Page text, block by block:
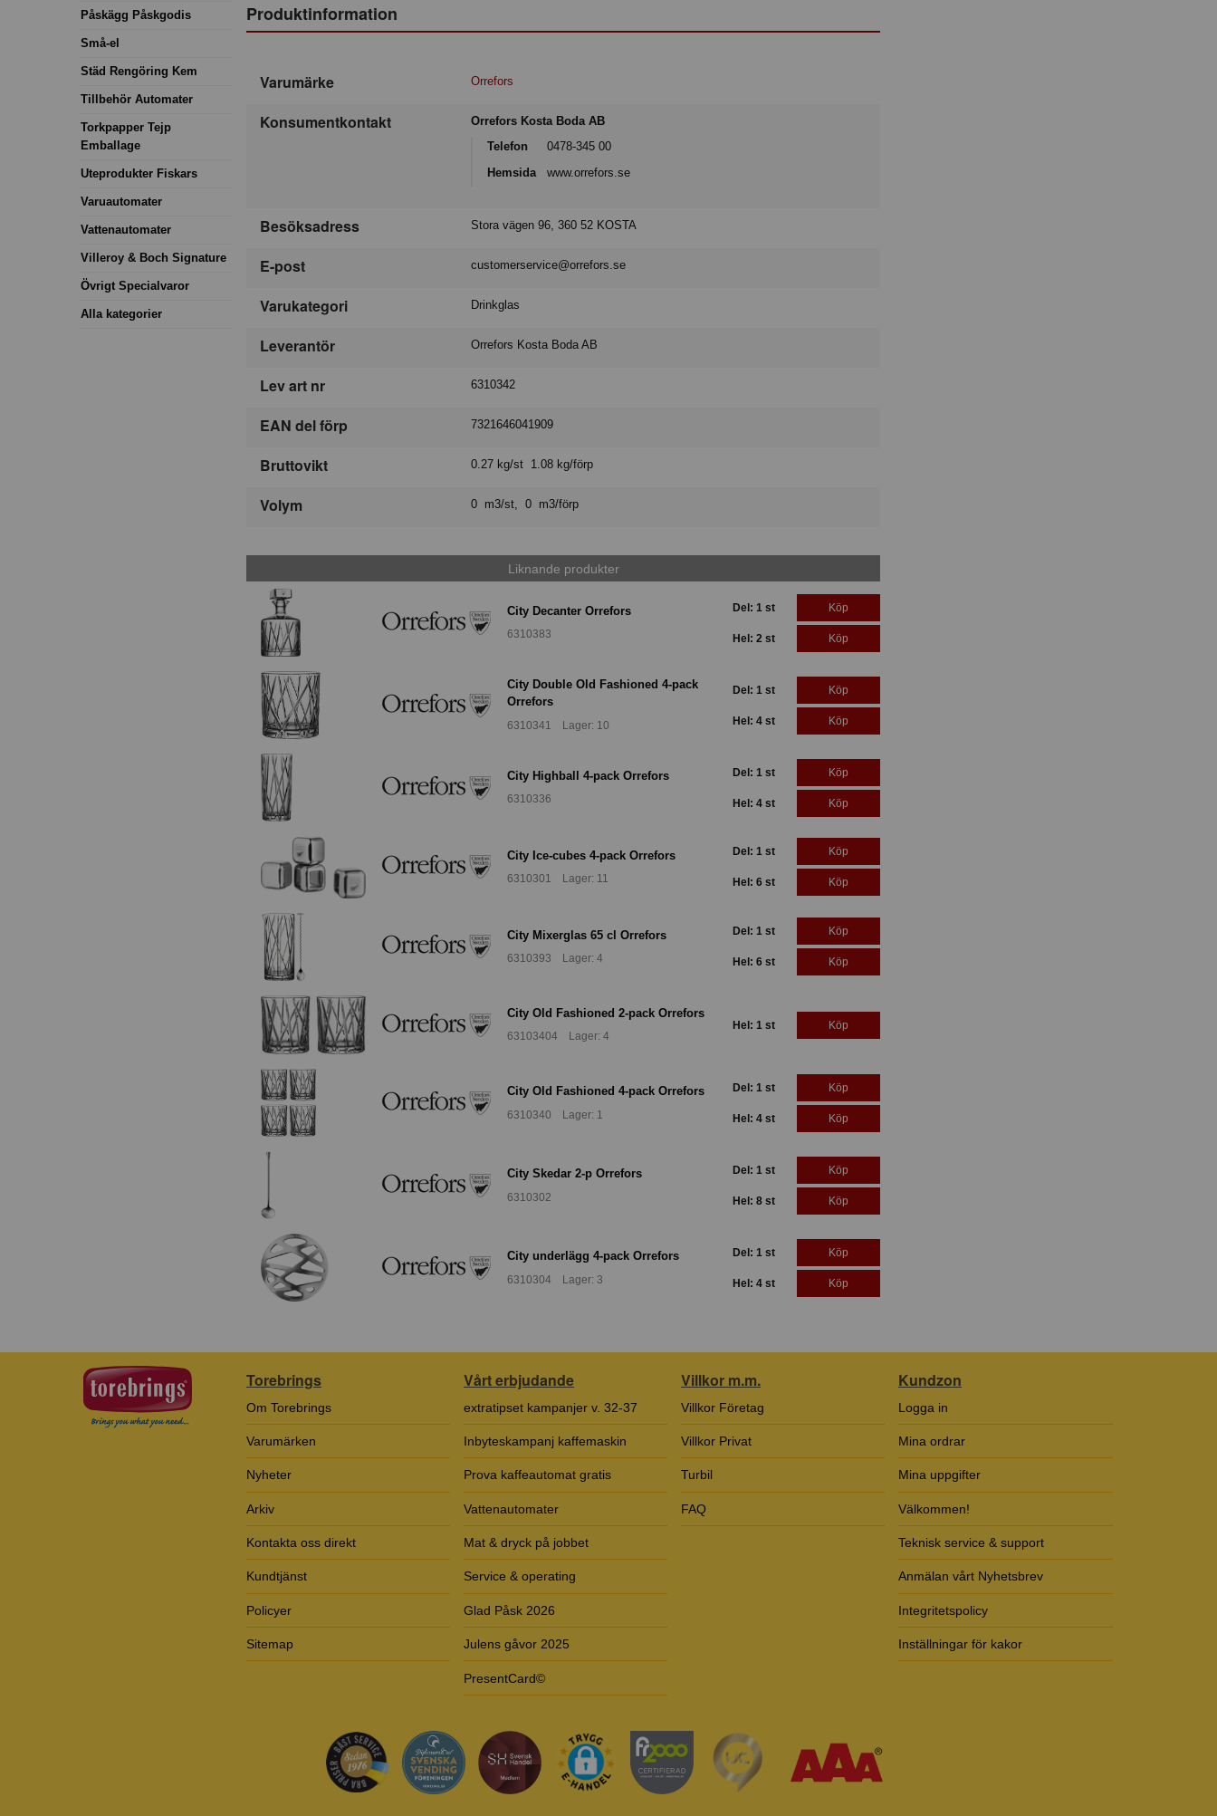
Påskägg Påskgodis
Små-el
Städ Rengöring Kem
Tillbehör Automater
Torkpapper Tejp
Emballage
Uteprodukter Fiskars
Varuautomater
Vattenautomater
Villeroy & Boch Signature
Övrigt Specialvaror
Alla kategorier
Produktinformation
Varumärke Orrefors
Konsumentkontakt
Orrefors Kosta Boda AB
Telefon
0478-345 00
Hemsida
www.orrefors.se
Besöksadress Stora vägen 96, 360 52 KOSTA
E-post customerservice@orrefors.se
Varukategori Drinkglas
Leverantör Orrefors Kosta Boda AB
Lev art nr 6310342
EAN del förp 7321646041909
Bruttovikt 0.27 kg/st 1.08 kg/förp
Volym 0 m3/st, 0 m3/förp
Liknande produkter
City Decanter Orrefors
6310383
Del: 1 st Köp
Hel: 2 st Köp
City Double Old Fashioned 4-pack
Orrefors
6310341 Lager: 10
Del: 1 st Köp
Hel: 4 st Köp
City Highball 4-pack Orrefors
6310336
Del: 1 st Köp
Hel: 4 st Köp
City Ice-cubes 4-pack Orrefors
6310301 Lager: 11
Del: 1 st Köp
Hel: 6 st Köp
City Mixerglas 65 cl Orrefors
6310393 Lager: 4
Del: 1 st Köp
Hel: 6 st Köp
City Old Fashioned 2-pack Orrefors
63103404 Lager: 4
Hel: 1 st Köp
City Old Fashioned 4-pack Orrefors
6310340 Lager: 1
Del: 1 st Köp
Hel: 4 st Köp
City Skedar 2-p Orrefors
6310302
Del: 1 st Köp
Hel: 8 st Köp
City underlägg 4-pack Orrefors
6310304 Lager: 3
Del: 1 st Köp
Hel: 4 st Köp
Torebrings
Om Torebrings
Varumärken
Nyheter
Arkiv
Kontakta oss direkt
Kundtjänst
Policyer
Sitemap
Vårt erbjudande
extratipset kampanjer v. 32-37
Inbyteskampanj kaffemaskin
Prova kaffeautomat gratis
Vattenautomater
Mat & dryck på jobbet
Service & operating
Glad Påsk 2026
Julens gåvor 2025
PresentCard©
Villkor m.m.
Villkor Företag
Villkor Privat
Turbil
FAQ
Kundzon
Logga in
Mina ordrar
Mina uppgifter
Välkommen!
Teknisk service & support
Anmälan vårt Nyhetsbrev
Integritetspolicy
Inställningar för kakor